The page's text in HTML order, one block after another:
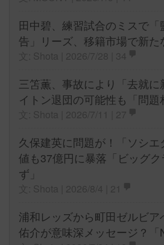
田中碧、練習試合のミスで「
告」リーズ、移籍市場で新た
三笘薫、事故により「去就に
イトン退団の可能性も「問題
久保建英に問題が！「ソシ
値も37億円に暴落「ビッグク
ず」
浦和レッズから町田ゼルビ
佑介が意味深メッセージ？「